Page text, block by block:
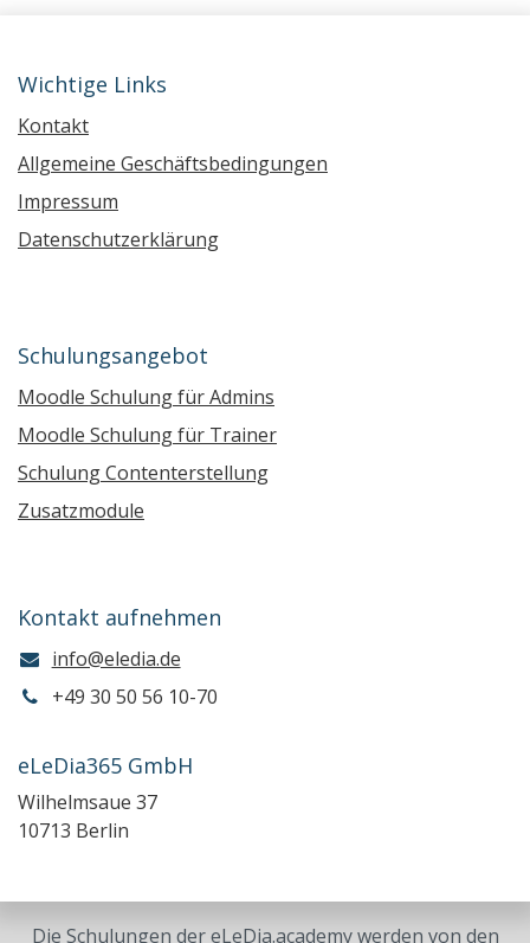
Wichtige Links
Kontakt
Allgemeine Geschäftsbedingungen
Impressum
Datenschutzerklärung
Schulungsangebot
Moodle Schulung für Admins
Moodle Schulung für Trainer
Schulung Contenterstellung
Zusatzmodule
Kontakt aufnehmen
info@eledia.de
+49 30 50 56 10-70
eLeDia365 GmbH
Wilhelmsaue 37
10713 Berlin
Die Schulungen der eLeDia.academy werden von den